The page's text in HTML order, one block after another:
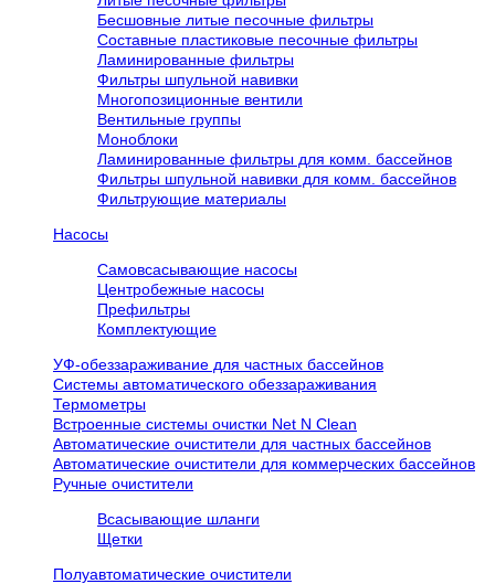
Бесшовные литые песочные фильтры
Составные пластиковые песочные фильтры
Ламинированные фильтры
Фильтры шпульной навивки
Многопозиционные вентили
Вентильные группы
Моноблоки
Ламинированные фильтры для комм. бассейнов
Фильтры шпульной навивки для комм. бассейнов
Фильтрующие материалы
Насосы
Самовсасывающие насосы
Центробежные насосы
Префильтры
Комплектующие
УФ-обеззараживание для частных бассейнов
Системы автоматического обеззараживания
Термометры
Встроенные системы очистки Net N Clean
Автоматические очистители для частных бассейнов
Автоматические очистители для коммерческих бассейнов
Ручные очистители
Всасывающие шланги
Щетки
Полуавтоматические очистители